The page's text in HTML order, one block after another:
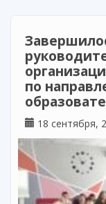
по
18 сентября,